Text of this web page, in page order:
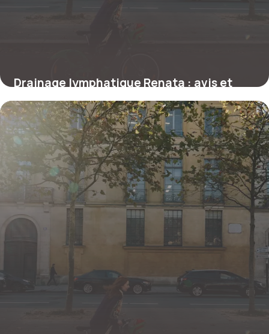
Drainage lymphatique Renata : avis et
prix 2026
24 juin 2026